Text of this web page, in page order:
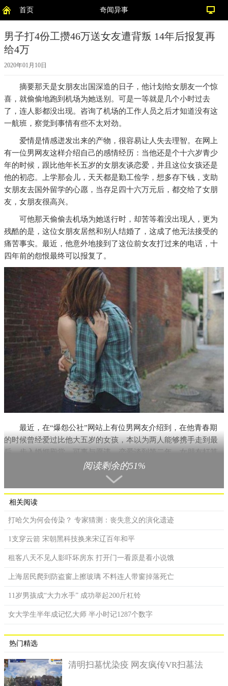
首页 奇闻异事
男子打4份工攒46万送女友遭背叛 14年后报复再
给4万
2020年01月10日
摘要那天是女朋友出国深造的日子，他计划给女朋友一个惊
喜，就偷偷地跑到机场为她送别。可是一等就是几个小时过去
了，连人影都没出现。咨询了机场的工作人员之后才知道没有这
一航班，察觉到事情有些不太对劲。
爱情是情感迸发出来的产物，很容易让人失去理智。在网上
有一位男网友这样介绍自己的感情经历：当他还是个十六岁青少
年的时候，跟比他年长五岁的女朋友谈恋爱，并且这位女孩还是
他的初恋。上学那会儿，天天都是勤工俭学，想多存下钱，支助
女朋友去国外留学的心愿，当存足四十六万元后，都交给了女朋
友，女朋友很高兴。
可他那天偷偷去机场为她送行时，却苦等着没出现人，更为
残酷的是，这位女朋友居然和别人结婚了，这成了他无法接受的
痛苦事实。最近，他意外地接到了这位前女友打过来的电话，十
四年前的怨恨最终可以报复了。
最近，在“爆怨公社”网站上有位男网友介绍到，在他青春期
的时候曾经爱过比他大五岁的女孩，本以为两人能够携手走到最
后，步入婚姻殿堂，可事与愿违。恋爱谈到第二年，女朋友打算
要到国外留学，由于出国的费用需要五十万元，可家里无法支付
得起这笔高昂的出国费。出于这个原因，他就拼命地挣钱，每天
天还没亮，就挨家挨户地送报纸，然后早上返回学校上课，下午
找了一家卖速食的店铺上班，就这样兼职打工了四年，最终在十
谢。
阅读剩余的51%
相关阅读
打哈欠为何会传染？ 专家猜测：丧失意义的演化遗迹
1支穿云箭 宋朝黑科技换来宋辽百年和平
租客八天不见人影吓坏房东 打开门一看原是看小说饿
上海居民爬到防盗窗上擦玻璃 不料连人带窗掉落死亡
11岁男孩成“大力水手” 成功举起200斤杠铃
女大学生半年成记忆大师 半小时记1287个数字
热门精选
清明扫墓忧染疫 网友疯传VR扫墓法